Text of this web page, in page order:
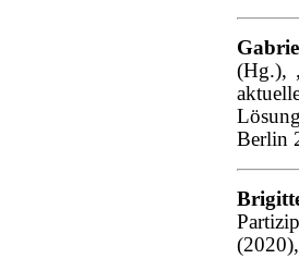
(Hg.),
Berlin